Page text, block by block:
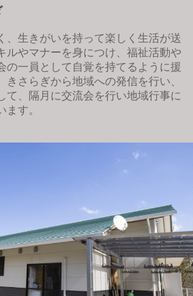
、生きがいを持って楽しく生活が送
ルやマナーを身につけ、福祉活動や
の一員として自覚を持てるように援
きさらぎから地域への発信を行い、
て、隔月に交流会を行い地域行事に
ます。